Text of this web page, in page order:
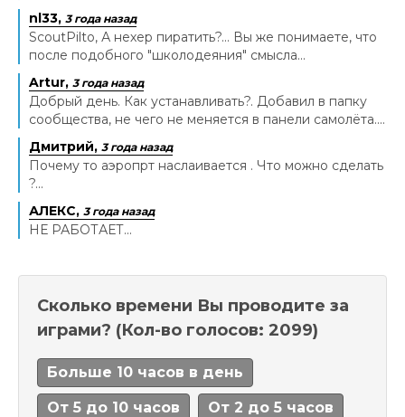
nl33, 3 года назад
ScoutPilto, А нехер пиратить?... Вы же понимаете, что
после подобного "школодеяния" смысла...
Artur, 3 года назад
Добрый день. Как устанавливать?. Добавил в папку
сообщества, не чего не меняется в панели самолёта....
Дмитрий, 3 года назад
Почему то аэропрт наслаивается . Что можно сделать
?...
АЛЕКС, 3 года назад
НЕ РАБОТАЕТ...
Сколько времени Вы проводите за
играми? (Кол-во голосов: 2099)
Больше 10 часов в день
От 5 до 10 часов От 2 до 5 часов